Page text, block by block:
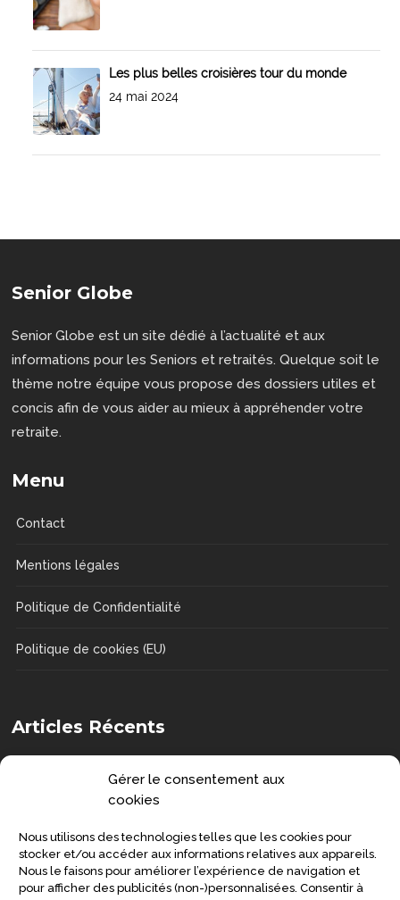
Gérer le consentement aux
cookies
Nous utilisons des technologies telles que les cookies pour
stocker et/ou accéder aux informations relatives aux appareils.
Nous le faisons pour améliorer l’expérience de navigation et
pour afficher des publicités (non-)personnalisées. Consentir à
Les plus belles croisières tour du monde
24 mai 2024
Senior Globe
Senior Globe est un site dédié à l’actualité et aux
informations pour les Seniors et retraités. Quelque soit le
thème notre équipe vous propose des dossiers utiles et
concis afin de vous aider au mieux à appréhender votre
retraite.
Menu
Contact
Mentions légales
Politique de Confidentialité
Politique de cookies (EU)
Articles Récents
Senior : prévenir la grippe et préserver
sa santé